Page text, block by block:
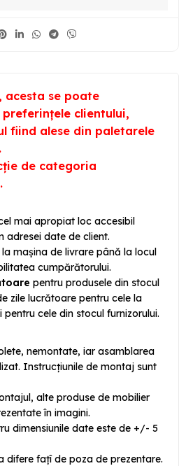
acesta se poate
clientului,
fiind alese din paletarele
de categoria
mai apropiat loc accesibil
adresei date de client.
mașina de livrare până la locul
cumpărătorului.
pentru produsele din stocul
zile lucrătoare pentru cele la
cele din stocul furnizorului.
nemontate, iar asamblarea
Instrucțiunile de montaj sunt
alte produse de mobilier
în imagini.
dimensiunile date este de +/- 5
difere fațî de poza de prezentare.